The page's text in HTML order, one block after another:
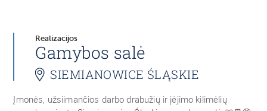
Realizacijos
Gamybos salė
SIEMIANOWICE ŚLĄSKIE
Įmonės, užsiimančios darbo drabužių ir įėjimo kilimėlių